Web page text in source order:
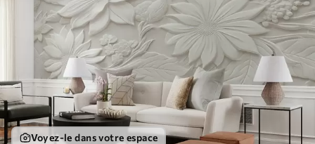
Voyez-le dans votre espace